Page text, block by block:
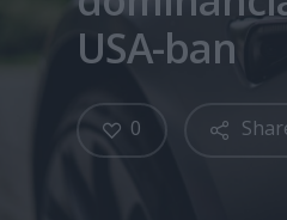
USA-ban
0